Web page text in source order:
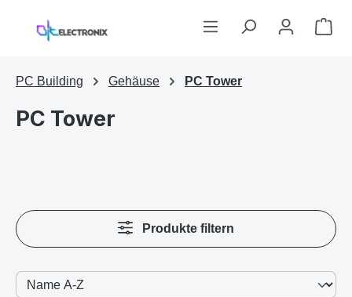
Zum Hauptinhalt springen
PC Building Gehäuse PC Tower
PC Tower
Produkte filtern